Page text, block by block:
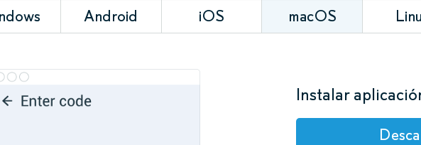
Android iOS macOS
Instalar